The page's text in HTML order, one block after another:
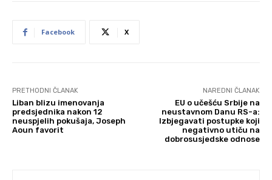
Facebook X
PRETHODNI ČLANAK
Liban blizu imenovanja
predsjednika nakon 12
neuspjelih pokušaja, Joseph
Aoun favorit
NAREDNI ČLANAK
EU o učešću Srbije na
neustavnom Danu RS-a:
Izbjegavati postupke koji
negativno utiču na
dobrosusjedske odnose